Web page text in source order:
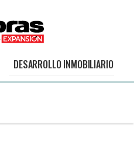
DESARROLLO INMOBILIARIO